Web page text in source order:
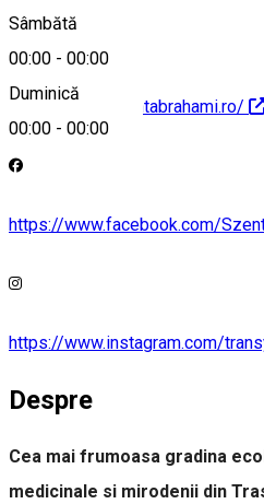
Sâmbătă
00:00 - 00:00
Duminică
00:00 - 00:00
https://www.szentabrahami.ro/
https://www.facebook.com/
https://www.instagram.com/
Despre
Cea mai frumoasa gradina
medicinale si mirodenii din